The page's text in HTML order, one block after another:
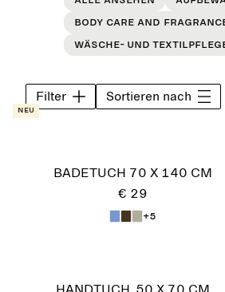
Body care and
Wäsche- und
Filter Sortieren nach
Neu
BADETUCH 70 X 140 CM
€ 29
+5